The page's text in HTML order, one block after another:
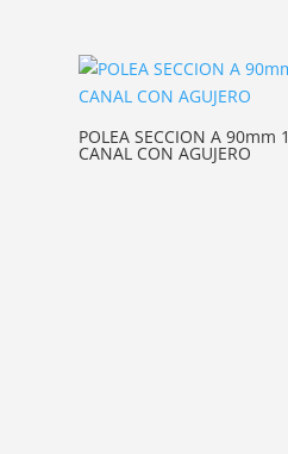
POLEA SECCION A 90mm 1
CANAL CON AGUJERO